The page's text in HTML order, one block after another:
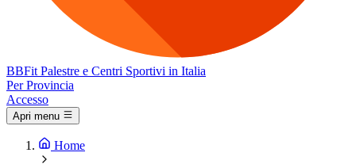
BBFit Palestre e Centri Sportivi in Italia
Per Provincia
Accesso
Apri menu
Home